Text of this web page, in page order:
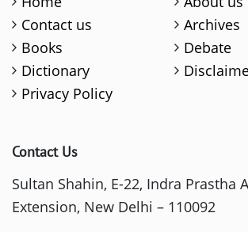
Contact us
Archives
Books
Debate
Dictionary
Privacy Policy
Contact Us
Sultan Shahin, E-22, Indra Prastha
Extension, New Delhi – 110092